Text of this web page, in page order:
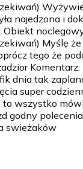
najedzona i
Myślę
tego że
Komentarz:
dnia tak
super
wszystko
godny polecenia
swieżaków